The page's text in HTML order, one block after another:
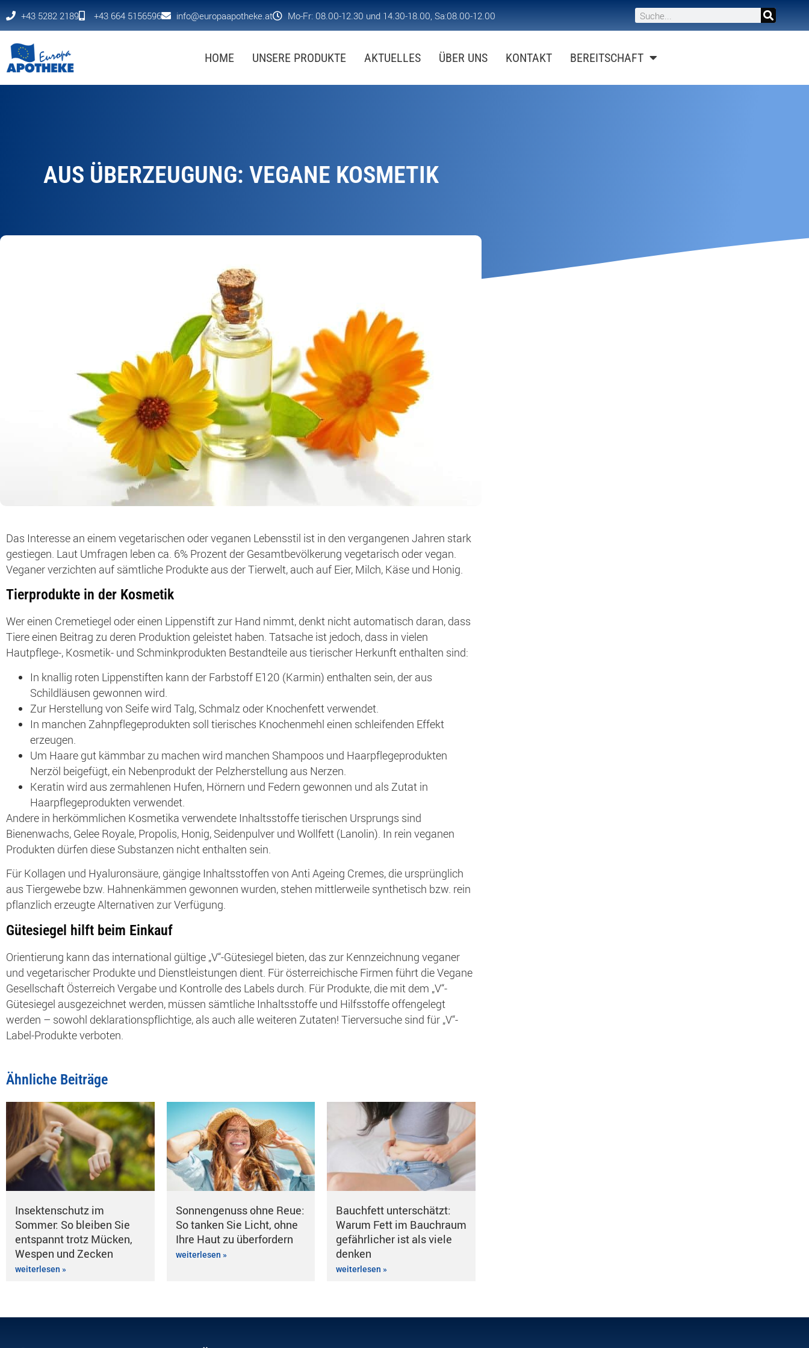
+43 5282 2189 +43 664 5156596 info@europaapotheke.at Mo-Fr: 08.00-12.30 und 14.30-18.00, Sa:08.00-12.00
HOME UNSERE PRODUKTE AKTUELLES ÜBER UNS KONTAKT BEREITSCHAFT
AUS ÜBERZEUGUNG: VEGANE KOSMETIK
Das Interesse an einem vegetarischen oder veganen Lebensstil ist in den vergangenen Jahren stark
gestiegen. Laut Umfragen leben ca. 6% Prozent der Gesamtbevölkerung vegetarisch oder vegan.
Veganer verzichten auf sämtliche Produkte aus der Tierwelt, auch auf Eier, Milch, Käse und Honig.
Tierprodukte in der Kosmetik
Wer einen Cremetiegel oder einen Lippenstift zur Hand nimmt, denkt nicht automatisch daran, dass
Tiere einen Beitrag zu deren Produktion geleistet haben. Tatsache ist jedoch, dass in vielen
Hautpflege-, Kosmetik- und Schminkprodukten Bestandteile aus tierischer Herkunft enthalten sind:
In knallig roten Lippenstiften kann der Farbstoff E120 (Karmin) enthalten sein, der aus
Schildläusen gewonnen wird.
Zur Herstellung von Seife wird Talg, Schmalz oder Knochenfett verwendet.
In manchen Zahnpflegeprodukten soll tierisches Knochenmehl einen schleifenden Effekt
erzeugen.
Um Haare gut kämmbar zu machen wird manchen Shampoos und Haarpflegeprodukten
Nerzöl beigefügt, ein Nebenprodukt der Pelzherstellung aus Nerzen.
Keratin wird aus zermahlenen Hufen, Hörnern und Federn gewonnen und als Zutat in
Haarpflegeprodukten verwendet.
Andere in herkömmlichen Kosmetika verwendete Inhaltsstoffe tierischen Ursprungs sind
Bienenwachs, Gelee Royale, Propolis, Honig, Seidenpulver und Wollfett (Lanolin). In rein veganen
Produkten dürfen diese Substanzen nicht enthalten sein.
Für Kollagen und Hyaluronsäure, gängige Inhaltsstoffen von Anti Ageing Cremes, die ursprünglich
aus Tiergewebe bzw. Hahnenkämmen gewonnen wurden, stehen mittlerweile synthetisch bzw. rein
pflanzlich erzeugte Alternativen zur Verfügung.
Gütesiegel hilft beim Einkauf
Orientierung kann das international gültige „V“-Gütesiegel bieten, das zur Kennzeichnung veganer
und vegetarischer Produkte und Dienstleistungen dient. Für österreichische Firmen führt die Vegane
Gesellschaft Österreich Vergabe und Kontrolle des Labels durch. Für Produkte, die mit dem „V“-
Gütesiegel ausgezeichnet werden, müssen sämtliche Inhaltsstoffe und Hilfsstoffe offengelegt
werden – sowohl deklarationspflichtige, als auch alle weiteren Zutaten! Tierversuche sind für „V“-
Label-Produkte verboten.
Ähnliche Beiträge
Insektenschutz im
Sommer: So bleiben Sie
entspannt trotz Mücken,
Wespen und Zecken
weiterlesen »
Sonnengenuss ohne Reue:
So tanken Sie Licht, ohne
Ihre Haut zu überfordern
weiterlesen »
Bauchfett unterschätzt:
Warum Fett im Bauchraum
gefährlicher ist als viele
denken
weiterlesen »